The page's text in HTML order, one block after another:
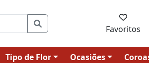
Favoritos
Tipo de Flor Ocasiões